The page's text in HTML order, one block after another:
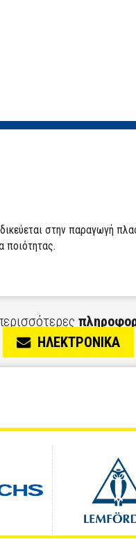
στην παραγωγή
ποιότητας.
ΗΛΕΚΤΡΟΝΙΚΑ